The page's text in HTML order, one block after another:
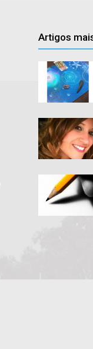
Artigos